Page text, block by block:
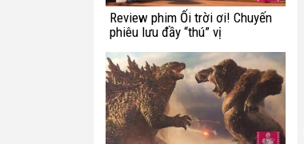
Review phim Ối trời ơi! Chuyến
phiêu lưu đầy “thú” vị